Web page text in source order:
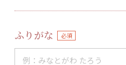
ふりがな 必須